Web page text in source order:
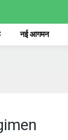
नई आगमन